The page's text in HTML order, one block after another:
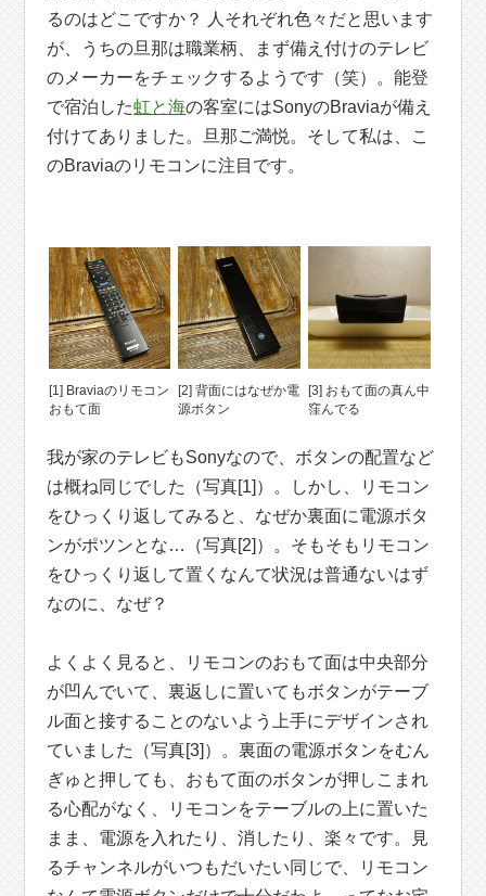
るのはどこですか？ 人それぞれ色々だと思います
が、うちの旦那は職業柄、まず備え付けのテレビ
のメーカーをチェックするようです（笑）。能登
で宿泊した虹と海の客室にはSonyのBraviaが備え
付けてありました。旦那ご満悦。そして私は、こ
のBraviaのリモコンに注目です。
[1] Braviaのリモコン
おもて面
[2] 背面にはなぜか電
源ボタン
[3] おもて面の真ん中
窪んでる
我が家のテレビもSonyなので、ボタンの配置など
は概ね同じでした（写真[1]）。しかし、リモコン
をひっくり返してみると、なぜか裏面に電源ボタ
ンがポツンとな…（写真[2]）。そもそもリモコン
をひっくり返して置くなんて状況は普通ないはず
なのに、なぜ？
よくよく見ると、リモコンのおもて面は中央部分
が凹んでいて、裏返しに置いてもボタンがテーブ
ル面と接することのないよう上手にデザインされ
ていました（写真[3]）。裏面の電源ボタンをむん
ぎゅと押しても、おもて面のボタンが押しこまれ
る心配がなく、リモコンをテーブルの上に置いた
まま、電源を入れたり、消したり、楽々です。見
るチャンネルがいつもだいたい同じで、リモコン